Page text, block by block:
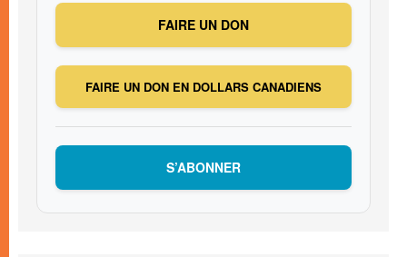
FAIRE UN DON
FAIRE UN DON EN DOLLARS CANADIENS
S’ABONNER